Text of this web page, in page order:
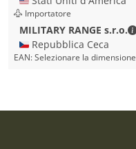
Importatore
MILITARY RANGE s.r.o.
🇨🇿 Repubblica Ceca
EAN:Selezionare la dimensione